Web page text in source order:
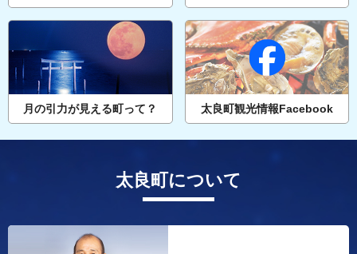
月の引力が見える町って？ 太良町観光情報Facebook
太良町について